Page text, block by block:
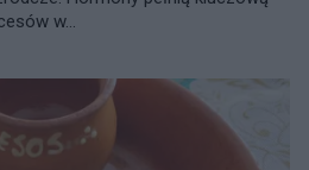
w...